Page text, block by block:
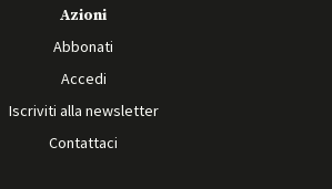
Azioni
Abbonati
Accedi
Iscriviti alla newsletter
Contattaci